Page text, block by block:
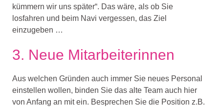
kümmern wir uns später“. Das wäre, als ob Sie
losfahren und beim Navi vergessen, das Ziel
einzugeben …
3. Neue Mitarbeiterinnen
Aus welchen Gründen auch immer Sie neues Personal
einstellen wollen, binden Sie das alte Team auch hier
von Anfang an mit ein. Besprechen Sie die Position z.B.